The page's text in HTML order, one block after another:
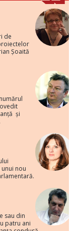
de
Șoaită
și
nou
sau din
patru ani